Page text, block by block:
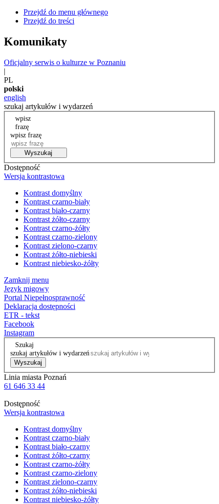
Przejdź do menu głównego
Przejdź do treści
Komunikaty
Oficjalny serwis o kulturze w Poznaniu
|
PL
polski
english
szukaj artykułów i wydarzeń
wpisz
frazę
wpisz frazę
Wyszukaj
Dostępność
Wersja kontrastowa
Kontrast domyślny
Kontrast czarno-biały
Kontrast biało-czarny
Kontrast żółto-czarny
Kontrast czarno-żółty
Kontrast czarno-zielony
Kontrast zielono-czarny
Kontrast żółto-niebieski
Kontrast niebiesko-żółty
Zamknij menu
Język migowy
Portal Niepełnosprawność
Deklaracja dostępności
ETR - tekst
Facebook
Instagram
Szukaj
szukaj artykułów i wydarzeń
Wyszukaj
Linia miasta Poznań
61 646 33 44
Dostępność
Wersja kontrastowa
Kontrast domyślny
Kontrast czarno-biały
Kontrast biało-czarny
Kontrast żółto-czarny
Kontrast czarno-żółty
Kontrast czarno-zielony
Kontrast zielono-czarny
Kontrast żółto-niebieski
Kontrast niebiesko-żółty